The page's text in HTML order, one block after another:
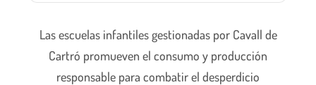
Las escuelas infantiles gestionadas por Cavall de
Cartró promueven el consumo y producción
responsable para combatir el desperdicio